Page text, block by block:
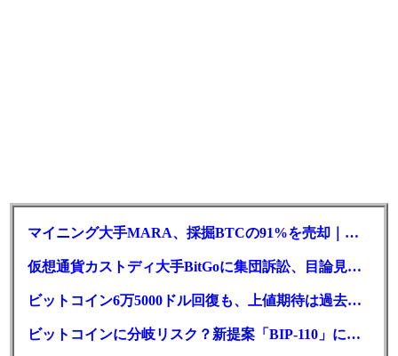
マイニング大手MARA、採掘BTCの91%を売却｜純損失6億ドル
仮想通貨カストディ大手BitGoに集団訴訟、目論見書が争点に
ビットコイン6万5000ドル回復も、上値期待は過去最低の23%
ビットコインに分岐リスク？新提案「BIP-110」に期限迫る